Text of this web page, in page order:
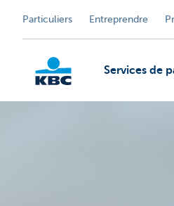
Particuliers Entreprendre
Services de